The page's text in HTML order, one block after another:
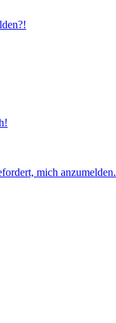
mich anzumelden.